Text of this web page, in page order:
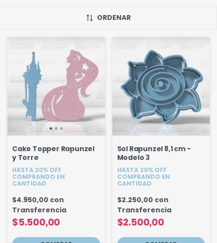
ORDENAR
Cake Topper Rapunzel
y Torre
HASTA 20% OFF
COMPRANDO EN
CANTIDAD
$5.500,00
$4.950,00 con
Transferencia
Sol Rapunzel 8,1 cm -
Modelo 3
HASTA 20% OFF
COMPRANDO EN
CANTIDAD
$2.500,00
$2.250,00 con
Transferencia